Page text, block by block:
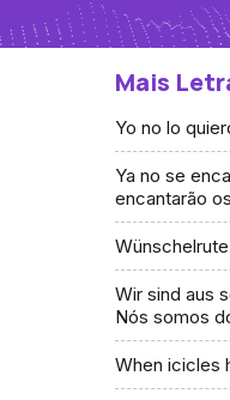
Mais
Ya no se
encantarão
Wir sind aus
Nós somos
When icicles